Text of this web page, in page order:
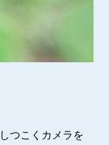
つこくカメラを